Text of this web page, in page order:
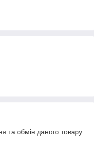
та обмін даного товару